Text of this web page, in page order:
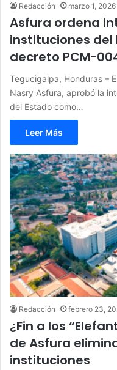
Redacción marzo 1, 2026
Asfura ordena
instituciones
decreto PCM-
Tegucigalpa, Honduras –
Nasry Asfura, aprobó la
del Estado como…
Leer Más
Redacción febrero 23,
¿Fin a los
de Asfura
instituciones